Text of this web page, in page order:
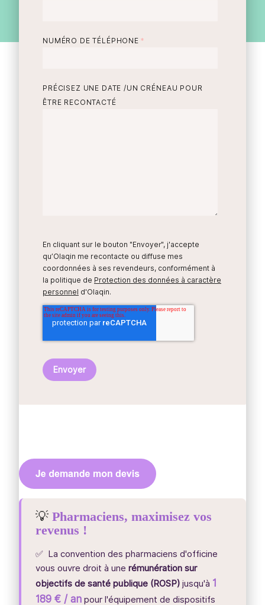
NUMÉRO DE TÉLÉPHONE *
PRÉCISEZ UNE DATE /UN CRÉNEAU POUR
ÊTRE RECONTACTÉ
En cliquant sur le bouton "Envoyer", j'accepte
qu’Olaqin me recontacte ou diffuse mes
coordonnées à ses revendeurs, conformément à
la politique de Protection des données à caractère
personnel d'Olaqin.
💡 Pharmaciens, maximisez vos
revenus !
✅ La convention des pharmaciens d'officine
vous ouvre droit à une rémunération sur
objectifs de santé publique (ROSP) jusqu'à 1
189 € / an pour l'équipement de dispositifs